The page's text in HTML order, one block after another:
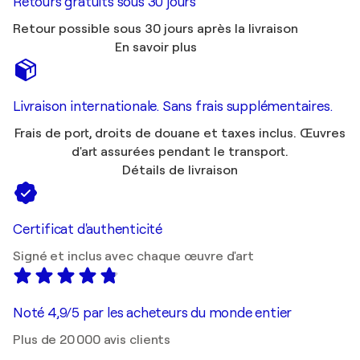
Retour possible sous 30 jours après la livraison
En savoir plus
Livraison internationale. Sans frais supplémentaires.
Frais de port, droits de douane et taxes inclus. Œuvres
d'art assurées pendant le transport.
Détails de livraison
Certificat d'authenticité
Signé et inclus avec chaque œuvre d'art
Noté 4,9/5 par les acheteurs du monde entier
Plus de 20 000 avis clients